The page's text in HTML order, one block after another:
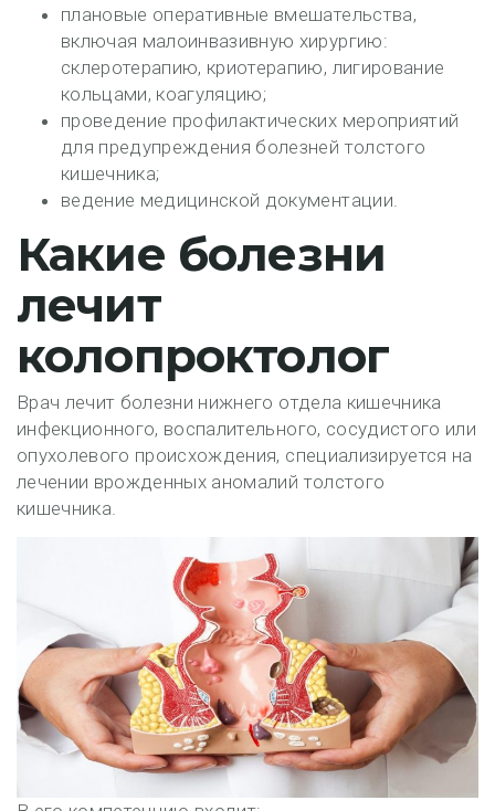
плановые оперативные вмешательства,
включая малоинвазивную хирургию:
склеротерапию, криотерапию, лигирование
кольцами, коагуляцию;
проведение профилактических мероприятий
для предупреждения болезней толстого
кишечника;
ведение медицинской документации.
Какие болезни
лечит
колопроктолог
Врач лечит болезни нижнего отдела кишечника
инфекционного, воспалительного, сосудистого или
опухолевого происхождения, специализируется на
лечении врожденных аномалий толстого
кишечника.